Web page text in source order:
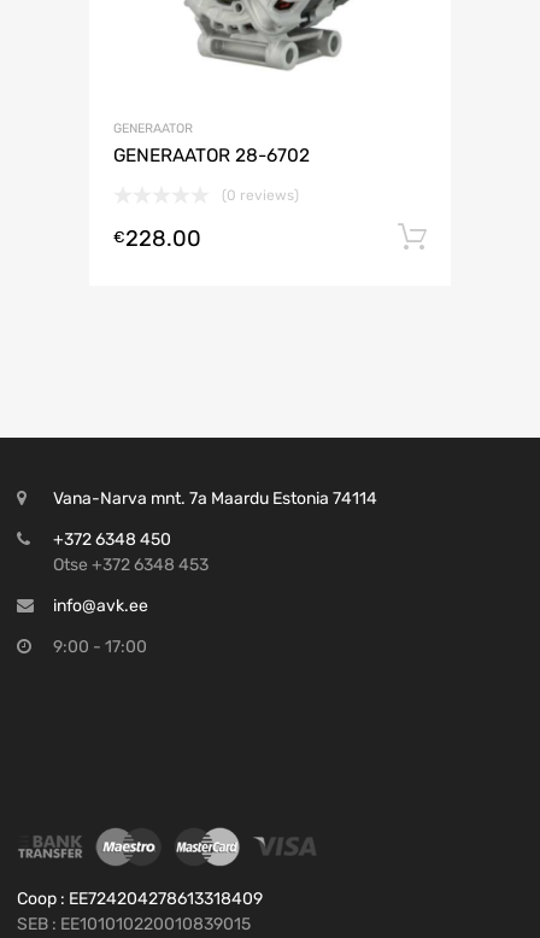
GENERAATOR
GENERAATOR 28-6702
(0 reviews)
€228.00
Vana-Narva mnt. 7a Maardu Estonia 74114
+372 6348 450
Otse +372 6348 453
info@avk.ee
9:00 - 17:00
Coop : EE724204278613318409
SEB : EE101010220010839015